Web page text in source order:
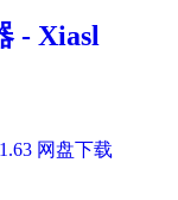
- Xiasl